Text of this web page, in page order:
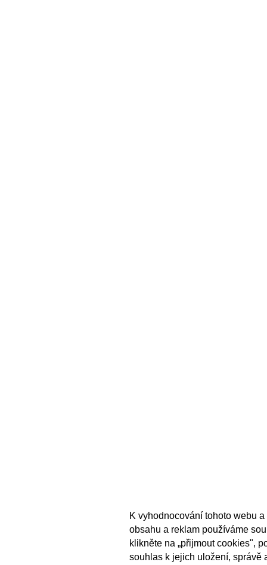
K vyhodnocování tohoto webu
obsahu a reklam používáme
klikněte na „přijmout cookies",
souhlas k jejich uložení, správě